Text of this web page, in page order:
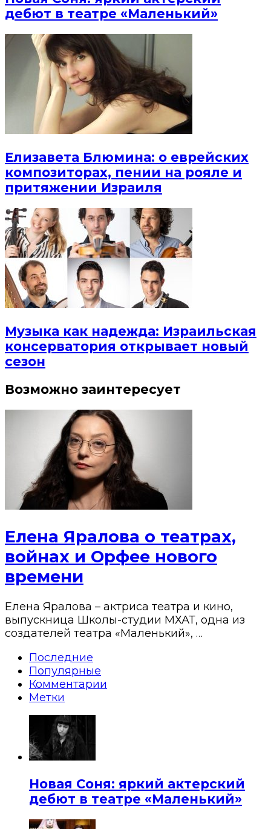
дебют в театре «Маленький»
Елизавета Блюмина: о еврейских
композиторах, пении на рояле и
притяжении Израиля
Музыка как надежда: Израильская
консерватория открывает новый
сезон
Возможно заинтересует
Елена Яралова о театрах,
войнах и Орфее нового
времени
Елена Яралова – актриса театра и кино,
выпускница Школы-студии МХАТ, одна из
создателей театра «Маленький», …
Последние
Популярные
Комментарии
Метки
Новая Соня: яркий актерский
дебют в театре «Маленький»